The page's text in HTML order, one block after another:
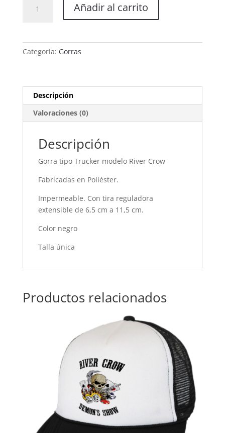
Modelo
cantidad
Añadir al carrito
Categoría: Gorras
Descripción
Valoraciones (0)
Descripción
Gorra tipo Trucker modelo River Crow
Fabricadas en Poliéster.
Impermeable. Con tira reguladora
extensible de 6,5 cm a 11,5 cm.
Color negro
Talla única
Productos relacionados